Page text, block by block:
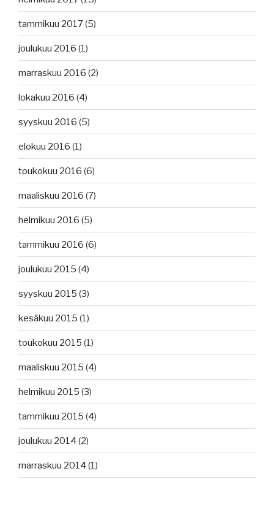
tammikuu 2017(5)
joulukuu 2016 (1)
marraskuu 2016 (2)
lokakuu 2016 (4)
syyskuu 2016 (5)
elokuu 2016 (1)
toukokuu 2016 (6)
maaliskuu 2016 (7)
helmikuu 2016 (5)
tammikuu 2016 (6)
joulukuu 2015 (4)
syyskuu 2015 (3)
kesäkuu 2015 (1)
toukokuu 2015 (1)
maaliskuu 2015 (4)
helmikuu 2015 (3)
tammikuu 2015 (4)
joulukuu 2014 (2)
marraskuu 2014 (1)